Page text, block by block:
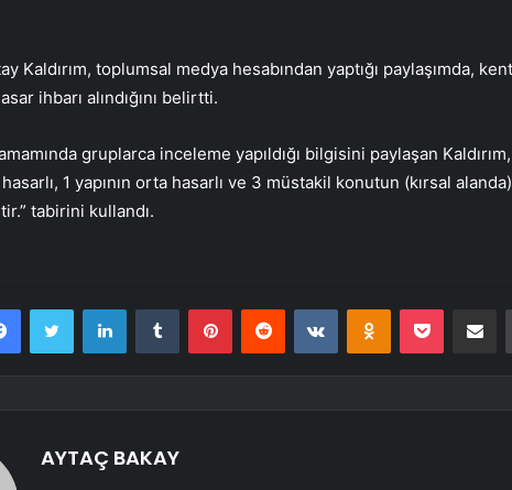
Kaldırım, toplumsal medya hesabından yaptığı paylaşımda,
ihbarı alındığını belirtti.
gruplarca inceleme yapıldığı bilgisini paylaşan Kaldırım,
hasarlı, 1 yapının orta hasarlı ve 3 müstakil konutun (kırsal
tabirini kullandı.
FacebookTwitter LinkedInTumblr PinterestReddit VKontakteOdnoklassniki
Pocket E-
AYTAÇ BAKAY